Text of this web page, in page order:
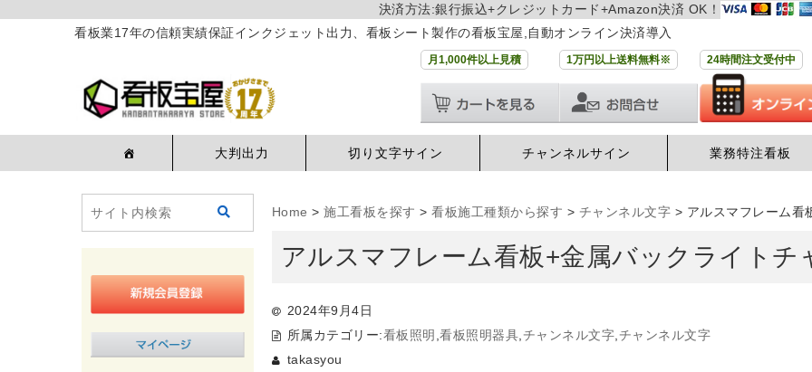
決済方法:銀行振込+クレジットカード+Amazon決済 OK！
看板業17年の信頼実績保証インクジェット出力、看板シート製作の看板宝屋,自動オンライン決済導入
月1,000件以上見積 1万円以上送料無料※ 24時間注文受付中
大判出力 切り文字サイン チャンネルサイン 業務特注看板
Home > 施工看板を探す > 看板施工種類から探す > チャンネル文字 > アルスマフレーム
アルスマフレーム看板+金属バックライト
2024年9月4日
所属カテゴリー:看板照明 ,看板照明器具 チャンネル文字 チャンネル文字
takasyou